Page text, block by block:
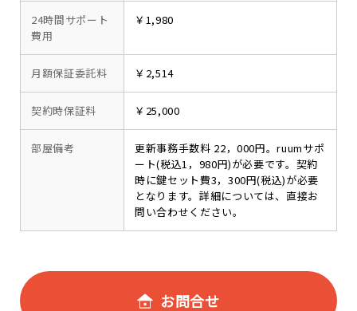
24時間サポート
費用
￥1,980
月額保証委託料 ￥2,514
契約時保証料 ￥25,000
部屋備考
更新事務手数料 22，000円。ruumサポ
ート(税込1，980円)が必要です。契約
時に鍵セット費3，300円(税込)が必要
となります。詳細については、直接お
問い合わせください。
お問合せ